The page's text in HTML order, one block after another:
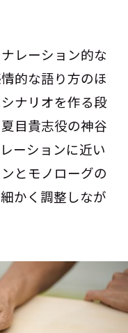
レーション的な
的な語り方のほ
ナリオを作る段
目貴志役の神谷
ーションに近い
とモノローグの
かく調整しなが